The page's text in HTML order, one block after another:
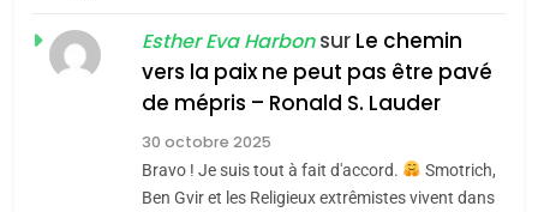
2025, l’année la plus
meurtrière selon le
rapport d’ADL contre
l’antisémitisme
FRANCE ISRAÉL
FIÈRE, DIGNE ET RÉSILIENTE :
Esther Eva Harbonsur Le chemin
vers la paix ne peut pas être pavé
de mépris – Ronald S. Lauder
30 octobre 2025
Bravo ! Je suis tout à fait d'accord.
Smotrich,
Ben Gvir et les Religieux extrêmistes vivent dans
Azilal consacrés produits
du terroir
DAFINA MAROC
Oeil ravageur – Vanessa De
Loya Stauber
CINEMA ISRAÉL